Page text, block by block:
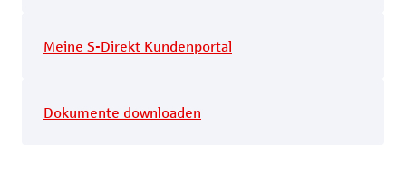
Meine S-Direkt Kundenportal
Dokumente downloaden